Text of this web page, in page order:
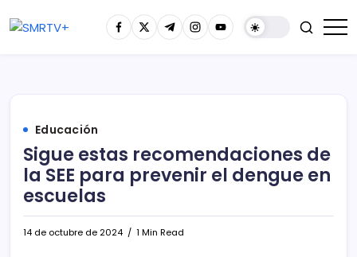
Educación
Sigue estas recomendaciones de
la SEE para prevenir el dengue en
escuelas
14 de octubre de 2024 1 Min Read